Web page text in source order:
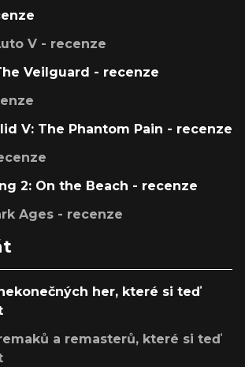
V - recenze
Veilguard - recenze
V: The Phantom Pain - recenze
2: On the Beach - recenze
Ages - recenze
her, které si teď
a remasterů, které si teď